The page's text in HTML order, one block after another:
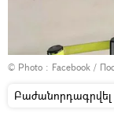
© Photo : Facebook /
Բաժանորդագրվել